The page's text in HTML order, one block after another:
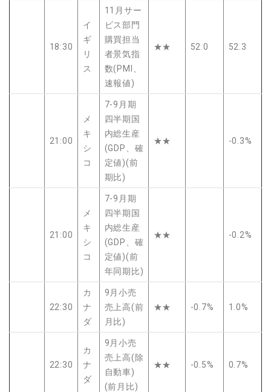
18:30
イ
ギ
リ
ス
11月サー
ビス部門
購買担当
者景気指
数(PMI、
速報値)
★★ 52.0 52.3
21:00
メ
キ
シ
コ
7-9月期
四半期国
内総生産
(GDP、確
定値)(前
期比)
★★ -0.3%
21:00
メ
キ
シ
コ
7-9月期
四半期国
内総生産
(GDP、確
定値)(前
年同期比)
★★ -0.2%
22:30
カ
ナ
ダ
9月小売
売上高(前
月比)
★★ -0.7% 1.0%
22:30
カ
ナ
ダ
9月小売
売上高(除
自動車)
(前月比)
★★ -0.5% 0.7%